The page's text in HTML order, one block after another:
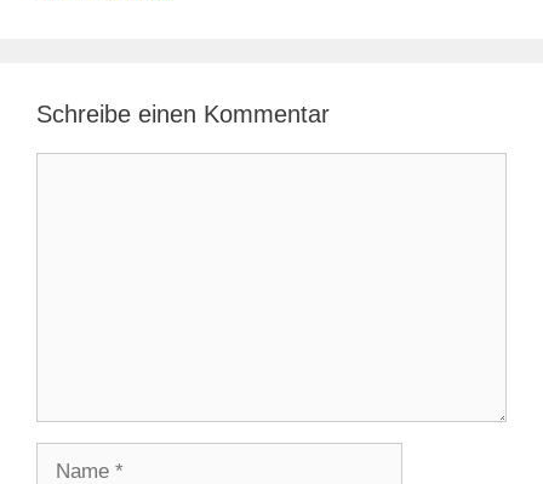
Schreibe einen Kommentar